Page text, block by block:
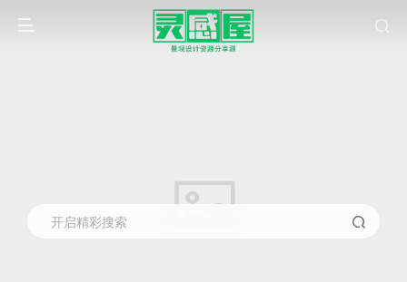
开启精彩搜索